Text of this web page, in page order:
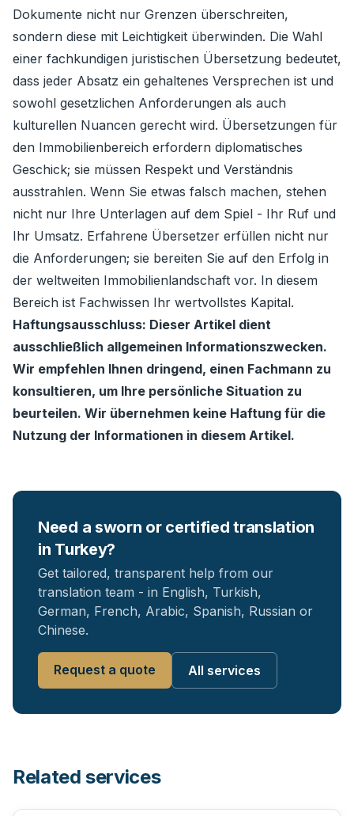
Dokumente nicht nur Grenzen überschreiten,
sondern diese mit Leichtigkeit überwinden. Die Wahl
einer fachkundigen juristischen Übersetzung bedeutet,
dass jeder Absatz ein gehaltenes Versprechen ist und
sowohl gesetzlichen Anforderungen als auch
kulturellen Nuancen gerecht wird. Übersetzungen für
den Immobilienbereich erfordern diplomatisches
Geschick; sie müssen Respekt und Verständnis
ausstrahlen. Wenn Sie etwas falsch machen, stehen
nicht nur Ihre Unterlagen auf dem Spiel - Ihr Ruf und
Ihr Umsatz. Erfahrene Übersetzer erfüllen nicht nur
die Anforderungen; sie bereiten Sie auf den Erfolg in
der weltweiten Immobilienlandschaft vor. In diesem
Bereich ist Fachwissen Ihr wertvollstes Kapital.
Haftungsausschluss: Dieser Artikel dient
ausschließlich allgemeinen Informationszwecken.
Wir empfehlen Ihnen dringend, einen Fachmann zu
konsultieren, um Ihre persönliche Situation zu
beurteilen. Wir übernehmen keine Haftung für die
Nutzung der Informationen in diesem Artikel.
Need a sworn or certified translation
in Turkey?
Get tailored, transparent help from our
translation team - in English, Turkish,
German, French, Arabic, Spanish, Russian or
Chinese.
Request a quote All services
Related services